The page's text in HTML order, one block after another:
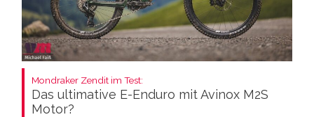
Mondraker Zendit im Test:
Das ultimative E-Enduro mit Avinox M2S
Motor?